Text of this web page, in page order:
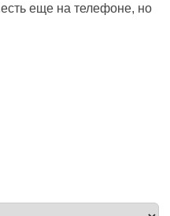
еще на телефоне, но